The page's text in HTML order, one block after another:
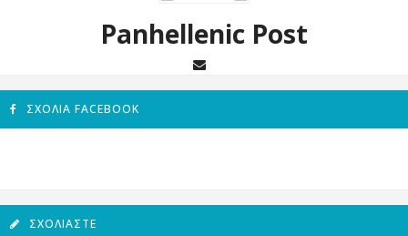
Panhellenic Post
ΣΧΌΛΙΑ FACEBOOK
ΣΧΟΛΙΆΣΤΕ